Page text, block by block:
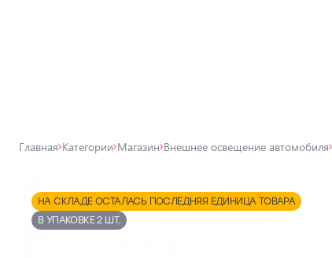
Главная Категории Магазин Внешнее освещение автомобиля
НА СКЛАДЕ ОСТАЛАСЬ ПОСЛЕДНЯЯ ЕДИНИЦА ТОВАРА
В УПАКОВКЕ 2 ШТ.
Внешнее освещение автомобиля
Аксессуары для освещения